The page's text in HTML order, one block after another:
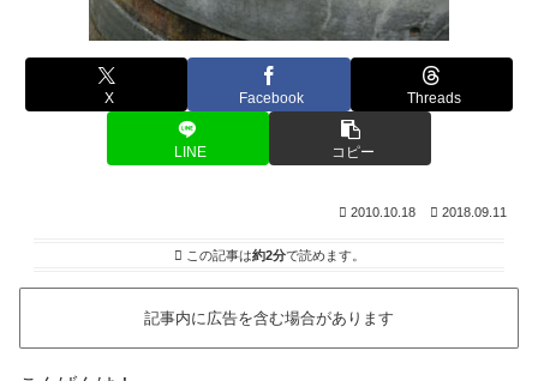
X Facebook Threads
LINE コピー
2010.10.18 2018.09.11
この記事は約2分で読めます。
記事内に広告を含む場合があります